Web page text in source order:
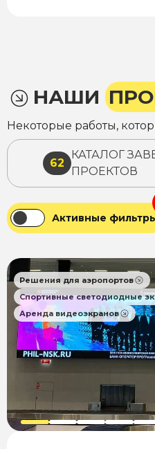
НАШИ
Некоторые работы,
62
КАТАЛОГ
ПРОЕКТОВ
Активные
Решения для аэропортов
Спортивные светодиодные
Аренда видеоэкранов